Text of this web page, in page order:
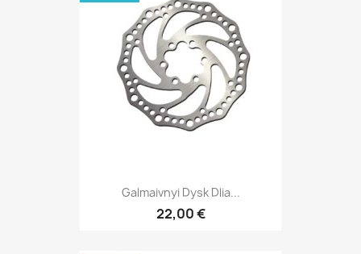
Galmaivnyi Dysk Dlia...
22,00 €